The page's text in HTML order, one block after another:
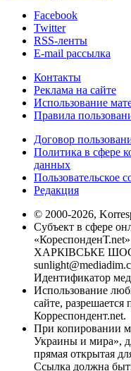
Facebook
Twitter
RSS-ленты
E-mail рассылка
Контакты
Реклама на сайте
Использование
Правила
Договор
Политика в сфере
данных
Пользовательское
Редакция
© 2000-2026,
Субъект в сфере
ХАРКІВСЬКЕ
Идентификатор
Использование
сайте,
Корреспондент.net.
При копировании
Украины и мира»,
прямая открытая
Ссылка должна